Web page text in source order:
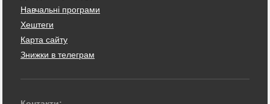
Навчальні програми
Хештеги
Карта сайту
Знижки в телеграм